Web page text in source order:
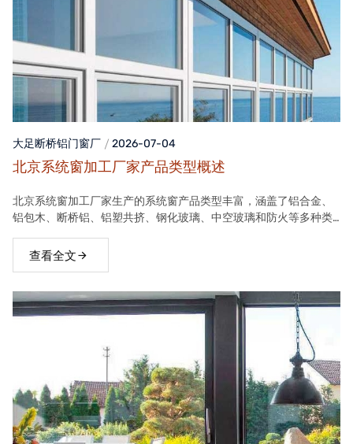
大足断桥铝门窗厂 2026-07-04
北京系统窗加工厂家产品类型概述
北京系统窗加工厂家生产的系统窗产品类型丰富，涵盖了铝合金、
铝包木、断桥铝、铝塑共挤、钢化玻璃、中空玻璃和防火等多种类
满足不同客户的需求。
查看全文